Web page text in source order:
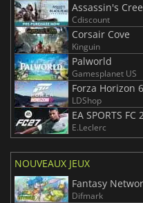
Assassin's
Cdiscount
Corsair Cove
Kinguin
Palworld
Gamesplanet US
Forza Horizon 6
LDShop
EA SPORTS FC
E.Leclerc
NOUVEAUX JEUX
Fantasy
Difmark